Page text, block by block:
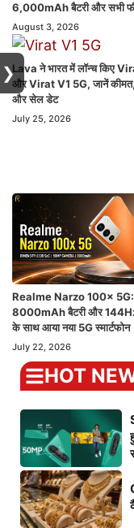
6,000mAh बैटरी और सभी
August 3, 2026
Lava ने भारत में लॉन्च किए
और Virat V1 5G, जानें कीमत,
और सेल डेट
July 25, 2026
Realme Narzo 100x 5G:
8000mAh बैटरी और
के साथ आया नया 5G स्मार्टफोन
July 22, 2026
HOT
❯